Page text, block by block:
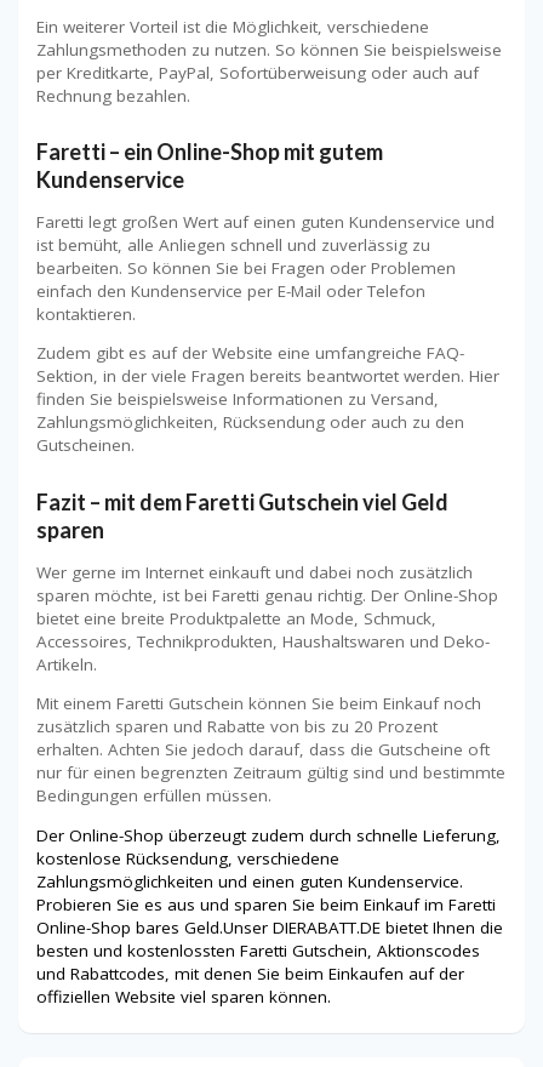
Ein weiterer Vorteil ist die Möglichkeit, verschiedene
Zahlungsmethoden zu nutzen. So können Sie beispielsweise
per Kreditkarte, PayPal, Sofortüberweisung oder auch auf
Rechnung bezahlen.
Faretti – ein Online-Shop mit gutem
Kundenservice
Faretti legt großen Wert auf einen guten Kundenservice und
ist bemüht, alle Anliegen schnell und zuverlässig zu
bearbeiten. So können Sie bei Fragen oder Problemen
einfach den Kundenservice per E-Mail oder Telefon
kontaktieren.
Zudem gibt es auf der Website eine umfangreiche FAQ-
Sektion, in der viele Fragen bereits beantwortet werden. Hier
finden Sie beispielsweise Informationen zu Versand,
Zahlungsmöglichkeiten, Rücksendung oder auch zu den
Gutscheinen.
Fazit – mit dem Faretti Gutschein viel Geld
sparen
Wer gerne im Internet einkauft und dabei noch zusätzlich
sparen möchte, ist bei Faretti genau richtig. Der Online-Shop
bietet eine breite Produktpalette an Mode, Schmuck,
Accessoires, Technikprodukten, Haushaltswaren und Deko-
Artikeln.
Mit einem Faretti Gutschein können Sie beim Einkauf noch
zusätzlich sparen und Rabatte von bis zu 20 Prozent
erhalten. Achten Sie jedoch darauf, dass die Gutscheine oft
nur für einen begrenzten Zeitraum gültig sind und bestimmte
Bedingungen erfüllen müssen.
Der Online-Shop überzeugt zudem durch schnelle Lieferung,
kostenlose Rücksendung, verschiedene
Zahlungsmöglichkeiten und einen guten Kundenservice.
Probieren Sie es aus und sparen Sie beim Einkauf im Faretti
Online-Shop bares Geld.Unser DIERABATT.DE bietet Ihnen die
besten und kostenlossten Faretti Gutschein, Aktionscodes
und Rabattcodes, mit denen Sie beim Einkaufen auf der
offiziellen Website viel sparen können.